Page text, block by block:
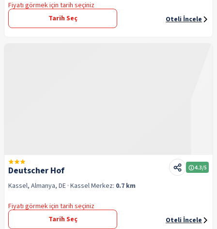
Fiyatı görmek için tarih seçiniz
Tarih Seç
Oteli İncele
Deutscher Hof 4.3/5
Kassel, Almanya, DE · KasselMerkez: 0.7 km
Fiyatı görmek için tarih seçiniz
Tarih Seç
Oteli İncele